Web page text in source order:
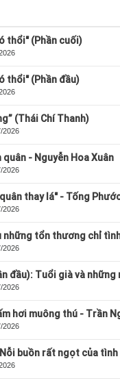
thổi" (Phần cuối)
thổi" (Phần đầu)
(Thái Chí Thanh)
2026
- Nguyễn Hoa Xuân
2026
thay lá" - Tống
2026
những tổn thương chỉ
2026
đầu): Tuổi già và những
2026
hơi muông thú - Trần
2026
buồn rất ngọt của